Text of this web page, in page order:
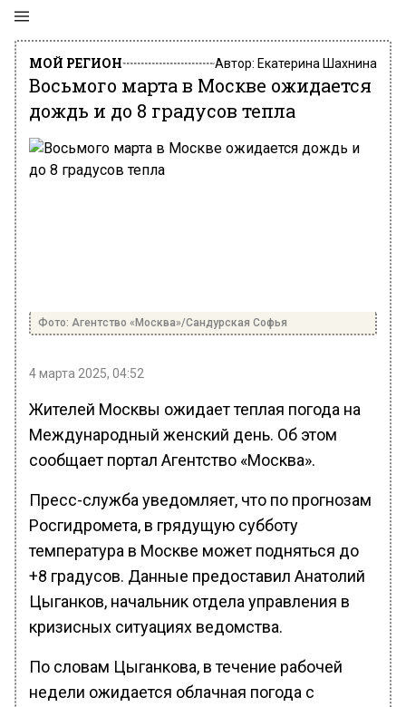
МОЙ РЕГИОН Автор: Екатерина Шахнина
Восьмого марта в Москве ожидается
дождь и до 8 градусов тепла
Фото: Агентство «Москва»/Сандурская Софья
4 марта 2025, 04:52
Жителей Москвы ожидает теплая погода на
Международный женский день. Об этом
сообщает портал Агентство «Москва».
Пресс-служба уведомляет, что по прогнозам
Росгидромета, в грядущую субботу
температура в Москве может подняться до
+8 градусов. Данные предоставил Анатолий
Цыганков, начальник отдела управления в
кризисных ситуациях ведомства.
По словам Цыганкова, в течение рабочей
недели ожидается облачная погода с